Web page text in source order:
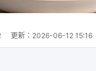
更新： 2026-06-12 15:16